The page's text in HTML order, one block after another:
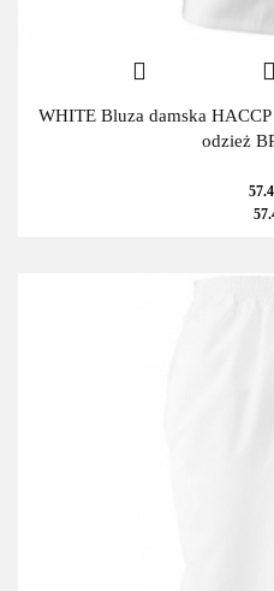
WHITE Bluza damska
odzież